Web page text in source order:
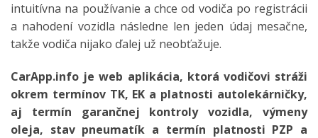
intuitívna na používanie a chce od vodiča po registrácii
a nahodení vozidla následne len jeden údaj mesačne,
takže vodiča nijako ďalej už neobťažuje.
CarApp.info je web aplikácia, ktorá vodičovi stráži
okrem termínov TK, EK a platnosti autolekárničky,
aj termín garančnej kontroly vozidla, výmeny
oleja, stav pneumatík a termín platnosti PZP a